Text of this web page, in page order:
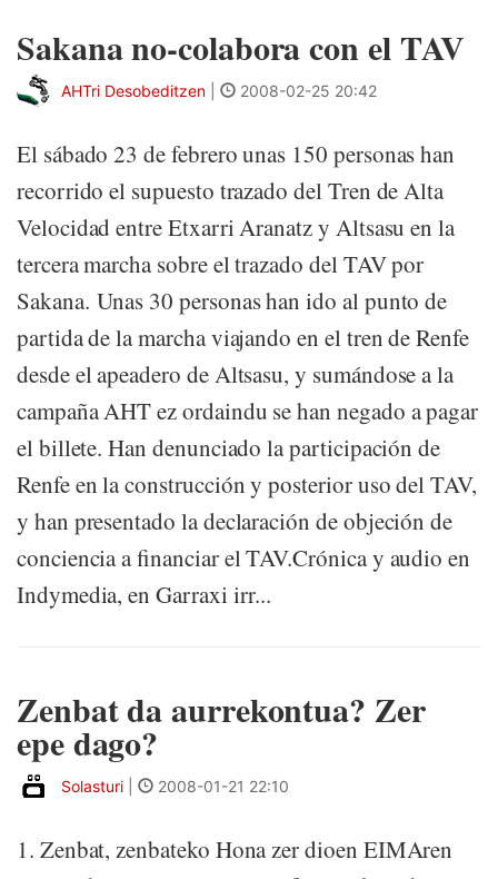
Sakana no-colabora con el TAV
AHTri Desobeditzen 2008-02-25 20:42
El sábado 23 de febrero unas 150 personas han
recorrido el supuesto trazado del Tren de Alta
Velocidad entre Etxarri Aranatz y Altsasu en la
tercera marcha sobre el trazado del TAV por
Sakana. Unas 30 personas han ido al punto de
partida de la marcha viajando en el tren de Renfe
desde el apeadero de Altsasu, y sumándose a la
campaña AHT ez ordaindu se han negado a pagar
el billete. Han denunciado la participación de
Renfe en la construcción y posterior uso del TAV,
y han presentado la declaración de objeción de
conciencia a financiar el TAV.Crónica y audio en
Indymedia, en Garraxi irr...
Zenbat da aurrekontua? Zer
epe dago?
Solasturi 2008-01-21 22:10
1. Zenbat, zenbateko Hona zer dioen EIMAren